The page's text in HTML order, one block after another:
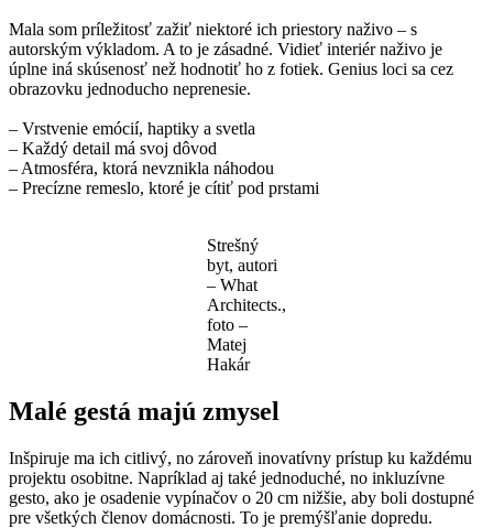
Mala som príležitosť zažiť niektoré ich priestory naživo – s
autorským výkladom. A to je zásadné. Vidieť interiér naživo je
úplne iná skúsenosť než hodnotiť ho z fotiek. Genius loci sa cez
obrazovku jednoducho neprenesie.
– Vrstvenie emócií, haptiky a svetla
– Každý detail má svoj dôvod
– Atmosféra, ktorá nevznikla náhodou
– Precízne remeslo, ktoré je cítiť pod prstami
Strešný
byt, autori
– What
Architects.,
foto –
Matej
Hakár
Malé gestá majú zmysel
Inšpiruje ma ich citlivý, no zároveň inovatívny prístup ku každému
projektu osobitne. Napríklad aj také jednoduché, no inkluzívne
gesto, ako je osadenie vypínačov o 20 cm nižšie, aby boli dostupné
pre všetkých členov domácnosti. To je premýšľanie dopredu.